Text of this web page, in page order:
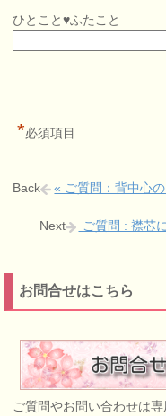
ひとこと♥ふたこと
*必須項目
Back « ご質問：背中心
Next ご質問 : 襟芯
お問合せはこちら
ご質問やお問い合わせは